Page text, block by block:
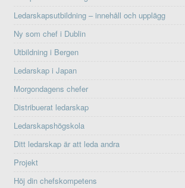
Ledarskapsutbildning – innehåll och upplägg
Ny som chef i Dublin
Utbildning i Bergen
Ledarskap i Japan
Morgondagens chefer
Distribuerat ledarskap
Ledarskapshögskola
Ditt ledarskap är att leda andra
Projekt
Höj din chefskompetens